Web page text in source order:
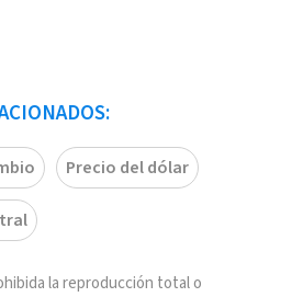
Precio del dólar
la reproducción total o